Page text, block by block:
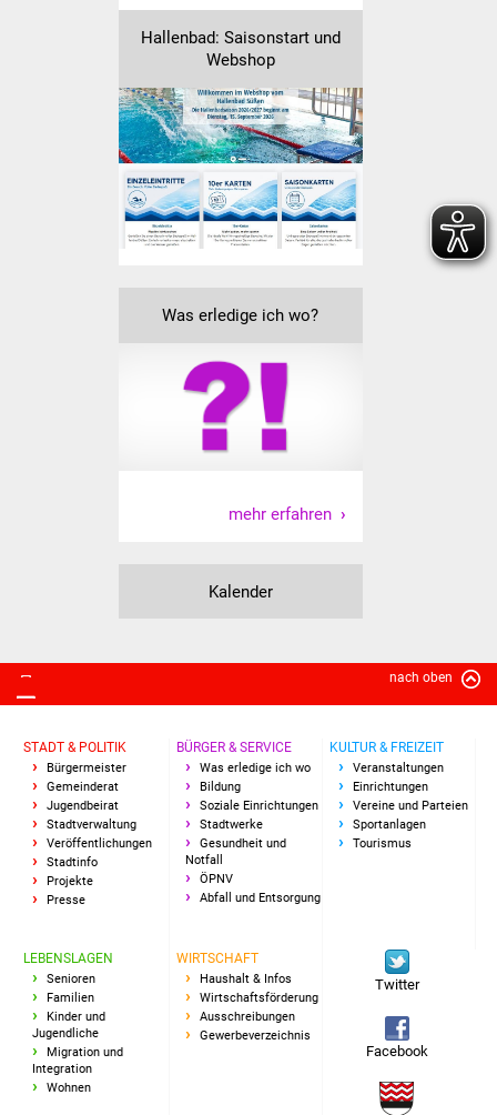
Kultur & Freizeit
Veranstaltungen
Stadtfest
Ostermarkt
Stadtbücherei
Kulturhalle
Beirat Süßener Vereine
Sportanlagen
Erlebnisregion
Route der
Industriekultur
Hallenbad: Saisonstart und
Webshop
Was erledige ich wo?
mehr erfahren
Kalender
nach oben
STADT & POLITIK
Bürgermeister
Gemeinderat
Jugendbeirat
Stadtverwaltung
Veröffentlichungen
Stadtinfo
Projekte
Presse
BÜRGER & SERVICE
Was erledige ich wo
Bildung
Soziale Einrichtungen
Stadtwerke
Gesundheit und
Notfall
ÖPNV
Abfall und Entsorgung
KULTUR & FREIZEIT
Veranstaltungen
Einrichtungen
Vereine und Parteien
Sportanlagen
Tourismus
LEBENSLAGEN
Senioren
Familien
Kinder und
Jugendliche
Migration und
Integration
Wohnen
WIRTSCHAFT
Haushalt & Infos
Wirtschaftsförderung
Ausschreibungen
Gewerbeverzeichnis
Twitter
Facebook